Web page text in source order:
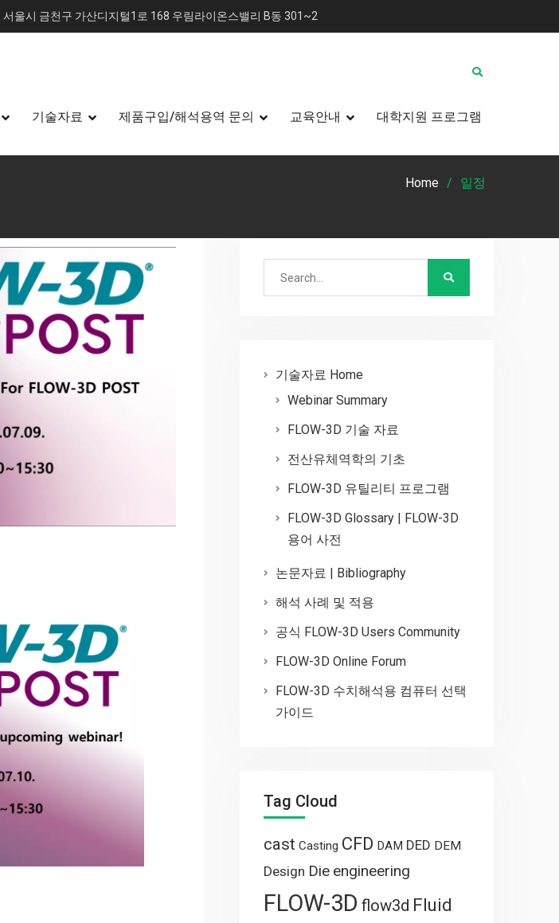
서울시 금천구 가산디지털1로 168 우림라이온스밸리 B동 301~2
기술자료 제품구입/해석용역 문의 교육안내 대학지원 프로그램
Home 일정
기술자료 Home
Webinar Summary
FLOW-3D 기술 자료
전산유체역학의 기초
FLOW-3D 유틸리티 프로그램
FLOW-3D Glossary | FLOW-3D
용어 사전
논문자료 | Bibliography
해석 사례 및 적용
공식 FLOW-3D Users Community
FLOW-3D Online Forum
FLOW-3D 수치해석용 컴퓨터 선택
가이드
Tag Cloud
cast Casting CFD DAM DED DEM
Design Die engineering
FLOW-3D flow3d Fluid